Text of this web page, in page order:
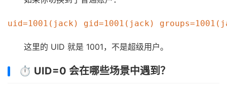
这里的 UID 就是 1001，不是超级用户。
⏱️ UID=0 会在哪些场景中遇到？